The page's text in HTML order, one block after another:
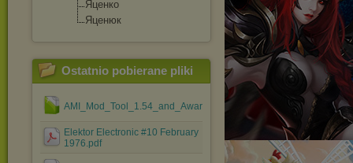
Яценко
Яценюк
Ostatnio pobierane pliki
AMI_Mod_Tool_1.54_and_Award_Mod_Tool_1.37.rar
Elektor Electronic #10 February
1976.pdf